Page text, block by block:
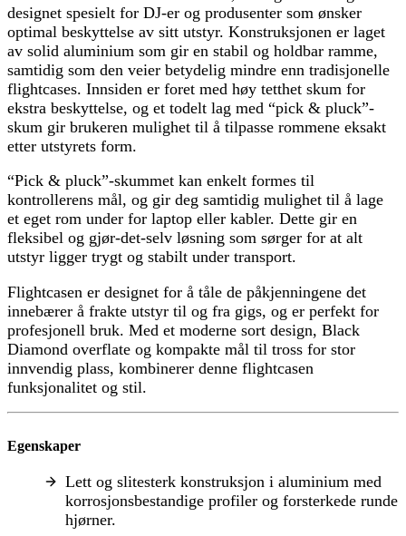
designet spesielt for DJ-er og produsenter som ønsker
optimal beskyttelse av sitt utstyr. Konstruksjonen er laget
av solid aluminium som gir en stabil og holdbar ramme,
samtidig som den veier betydelig mindre enn tradisjonelle
flightcases. Innsiden er foret med høy tetthet skum for
ekstra beskyttelse, og et todelt lag med “pick & pluck”-
skum gir brukeren mulighet til å tilpasse rommene eksakt
etter utstyrets form.
“Pick & pluck”-skummet kan enkelt formes til
kontrollerens mål, og gir deg samtidig mulighet til å lage
et eget rom under for laptop eller kabler. Dette gir en
fleksibel og gjør-det-selv løsning som sørger for at alt
utstyr ligger trygt og stabilt under transport.
Flightcasen er designet for å tåle de påkjenningene det
innebærer å frakte utstyr til og fra gigs, og er perfekt for
profesjonell bruk. Med et moderne sort design, Black
Diamond overflate og kompakte mål til tross for stor
innvendig plass, kombinerer denne flightcasen
funksjonalitet og stil.
Egenskaper
Lett og slitesterk konstruksjon i aluminium med
korrosjonsbestandige profiler og forsterkede runde
hjørner.